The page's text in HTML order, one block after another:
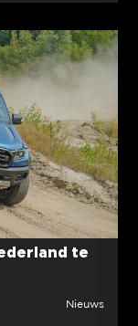
te
Nieuws